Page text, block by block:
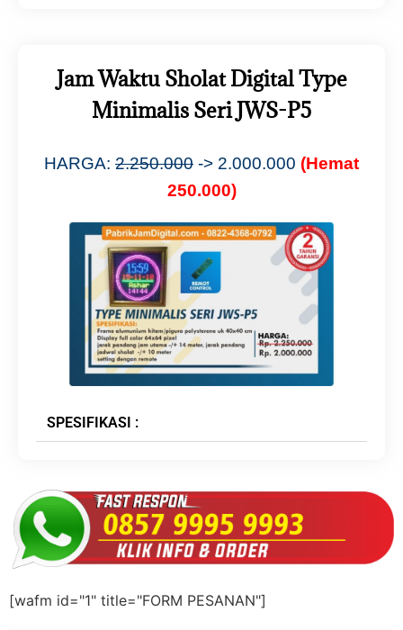
Jam Waktu Sholat Digital Type
Minimalis Seri JWS-P5
HARGA: 2.250.000 -> 2.000.000 (Hemat
250.000)
SPESIFIKASI :
[wafm id="1" title="FORM PESANAN"]